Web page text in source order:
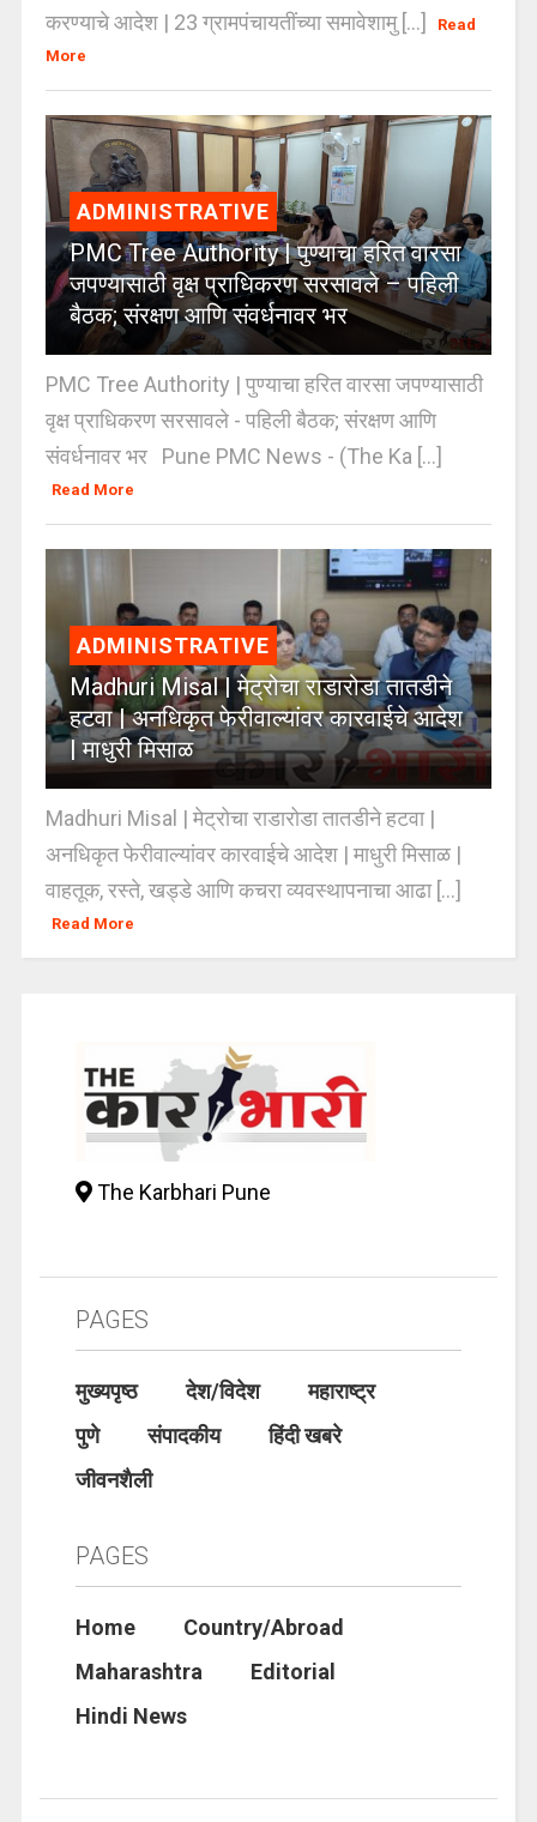
करण्याचे आदेश | 23 ग्रामपंचायतींच्या समावेशामु [...]
Read
More
ADMINISTRATIVE
PMC Tree Authority | पुण्याचा हरित वारसा
जपण्यासाठी वृक्ष प्राधिकरण सरसावले – पहिली
बैठक; संरक्षण आणि संवर्धनावर भर
PMC Tree Authority | पुण्याचा हरित वारसा जपण्यासाठी
वृक्ष प्राधिकरण सरसावले - पहिली बैठक; संरक्षण आणि
संवर्धनावर भर Pune PMC News - (The Ka [...]
Read More
ADMINISTRATIVE
Madhuri Misal | मेट्रोचा राडारोडा तातडीने
हटवा | अनधिकृत फेरीवाल्यांवर कारवाईचे आदेश
| माधुरी मिसाळ
Madhuri Misal | मेट्रोचा राडारोडा तातडीने हटवा |
अनधिकृत फेरीवाल्यांवर कारवाईचे आदेश | माधुरी मिसाळ |
वाहतूक, रस्ते, खड्डे आणि कचरा व्यवस्थापनाचा आढा [...]
Read More
The Karbhari Pune
PAGES
मुख्यपृष्ठ देश/विदेश
महाराष्ट्र
पुणे
संपादकीय
हिंदी खबरे
जीवनशैली
PAGES
Home
Country/Abroad
Maharashtra
Editorial
Hindi News